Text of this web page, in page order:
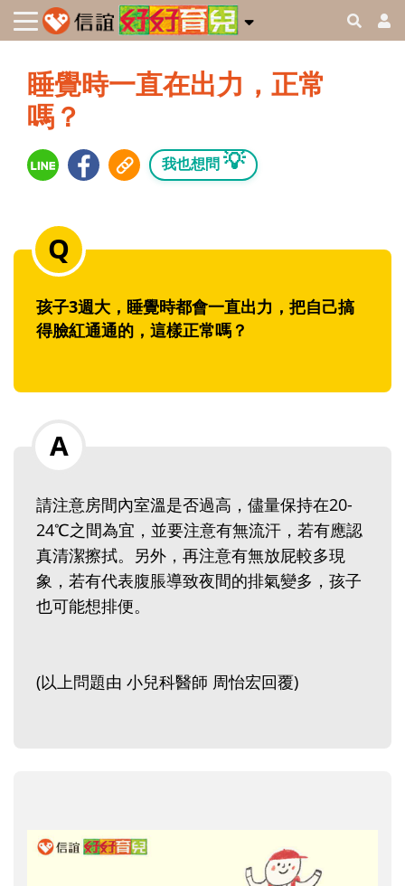
睡覺時一直在出力，正常
嗎？
我也想問 💡
孩子3週大，睡覺時都會一直出力，把自己搞
得臉紅通通的，這樣正常嗎？
請注意房間內室溫是否過高，儘量保持在20-
24℃之間為宜，並要注意有無流汗，若有應認
真清潔擦拭。另外，再注意有無放屁較多現
象，若有代表腹脹導致夜間的排氣變多，孩子
也可能想排便。
(以上問題由 小兒科醫師 周怡宏回覆)